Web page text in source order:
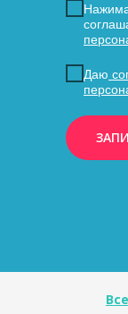
Даю